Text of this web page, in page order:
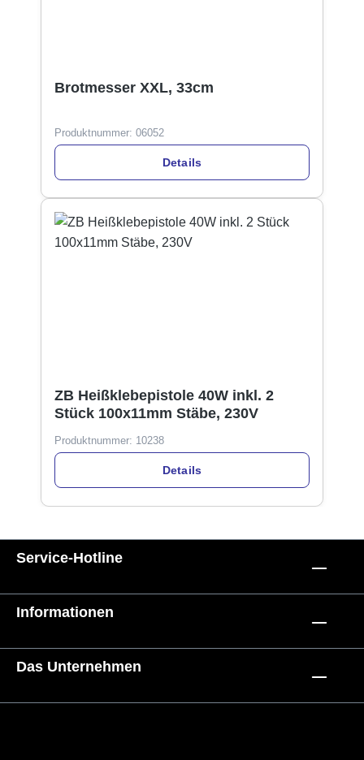
Brotmesser XXL, 33cm
Produktnummer: 06052
Details
ZB Heißklebepistole 40W inkl. 2
Stück 100x11mm Stäbe, 230V
Produktnummer: 10238
Details
Service-Hotline
Informationen
Das Unternehmen